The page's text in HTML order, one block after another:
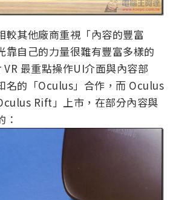
較其他廠商重視「內容的豐富
靠自己的力量很難有豐富多樣的
最重點操作UI介面與內容部
名的「Oculus」合作，而 Oculus
Rift」上市，在部分內容與